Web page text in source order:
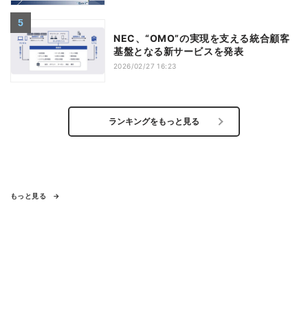
NEC、“OMO”の実現を支える統合顧客
基盤となる新サービスを発表
2026/02/27 16:23
ランキングをもっと見る
もっと見る